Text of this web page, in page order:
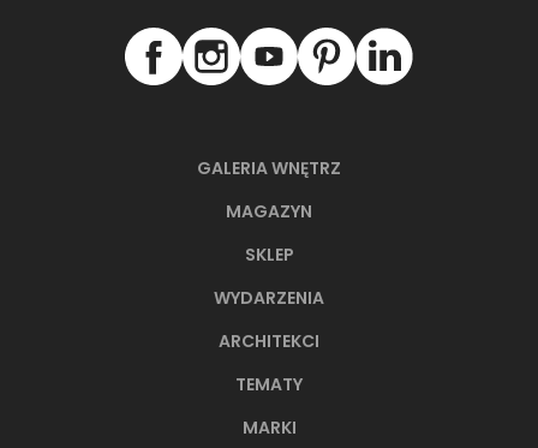
GALERIA WNĘTRZ
MAGAZYN
SKLEP
WYDARZENIA
ARCHITEKCI
TEMATY
MARKI